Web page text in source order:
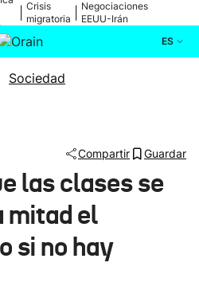
Crisis
migratoria
Negociaciones
EEUU-Irán
ES
Actualidad
Sociedad
Compartir Guardar
las clases se
mitad el
si no hay